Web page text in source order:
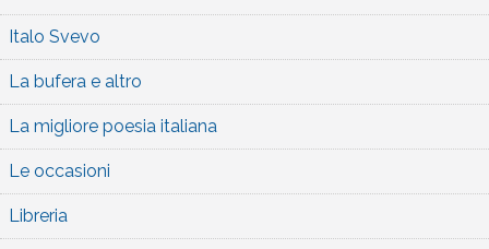
Italo Svevo
La bufera e altro
La migliore poesia italiana
Le occasioni
Libreria